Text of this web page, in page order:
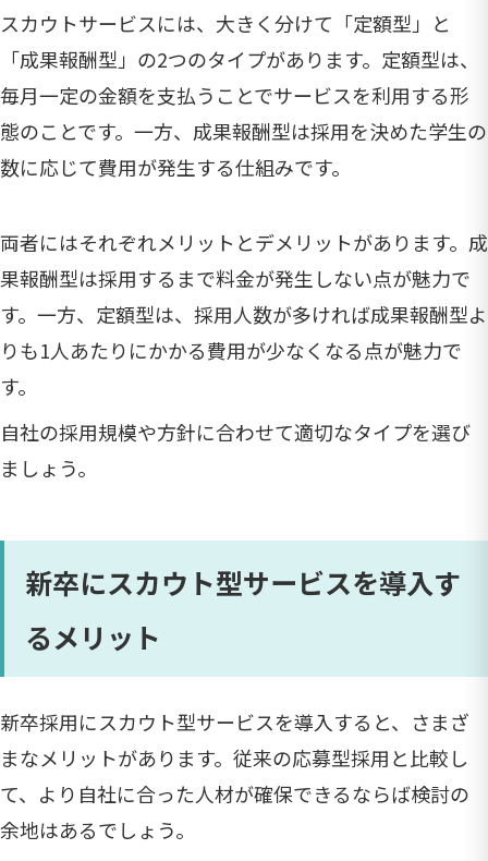
スカウトサービスには、大きく分けて「定額型」と
「成果報酬型」の2つのタイプがあります。定額型は、
毎月一定の金額を支払うことでサービスを利用する形
態のことです。一方、成果報酬型は採用を決めた学生の
数に応じて費用が発生する仕組みです。
両者にはそれぞれメリットとデメリットがあります。成
果報酬型は採用するまで料金が発生しない点が魅力で
す。一方、定額型は、採用人数が多ければ成果報酬型よ
りも1人あたりにかかる費用が少なくなる点が魅力で
す。
自社の採用規模や方針に合わせて適切なタイプを選び
ましょう。
新卒にスカウト型サービスを導入す
るメリット
新卒採用にスカウト型サービスを導入すると、さまざ
まなメリットがあります。従来の応募型採用と比較し
て、より自社に合った人材が確保できるならば検討の
余地はあるでしょう。